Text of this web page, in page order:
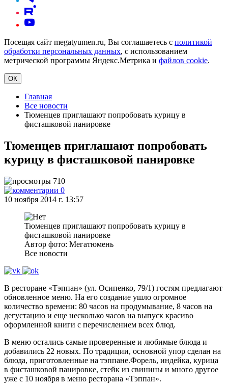
Посещая сайт megatyumen.ru, Вы соглашаетесь с политикой
обработки персональных данных, с использованием
метрической программы Яндекс.Метрика и файлов cookie.
ОК
Главная
Все новости
Тюменцев приглашают попробовать курицу в
фисташковой панировке
Тюменцев приглашают попробовать
курицу в фисташковой панировке
710
0
10 ноября 2014 г. 13:57
Тюменцев приглашают попробовать курицу в
фисташковой панировке
Автор фото: Мегатюмень
Все новости
В ресторане «Тэппан» (ул. Осипенко, 79/1) гостям предлагают
обновленное меню. На его создание ушло огромное
количество времени: 80 часов на продумывание, 8 часов на
дегустацию и еще несколько часов на выпуск красиво
оформленной книги с перечислением всех блюд.
В меню остались самые проверенные и любимые блюда и
добавились 22 новых. По традиции, основной упор сделан на
блюда, приготовленные на тэппане.Форель, индейка, курица
в фисташковой панировке, стейк из свинины и много другое
уже с 10 ноября в меню ресторана «Тэппан».